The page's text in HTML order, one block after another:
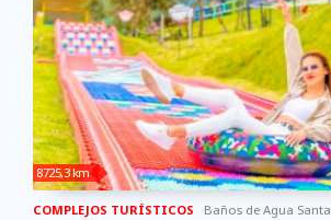
8725,3 km
COMPLEJOS TURÍSTICOS Baños de Agua Santa